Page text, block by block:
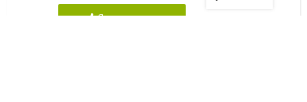
Я рекомендую